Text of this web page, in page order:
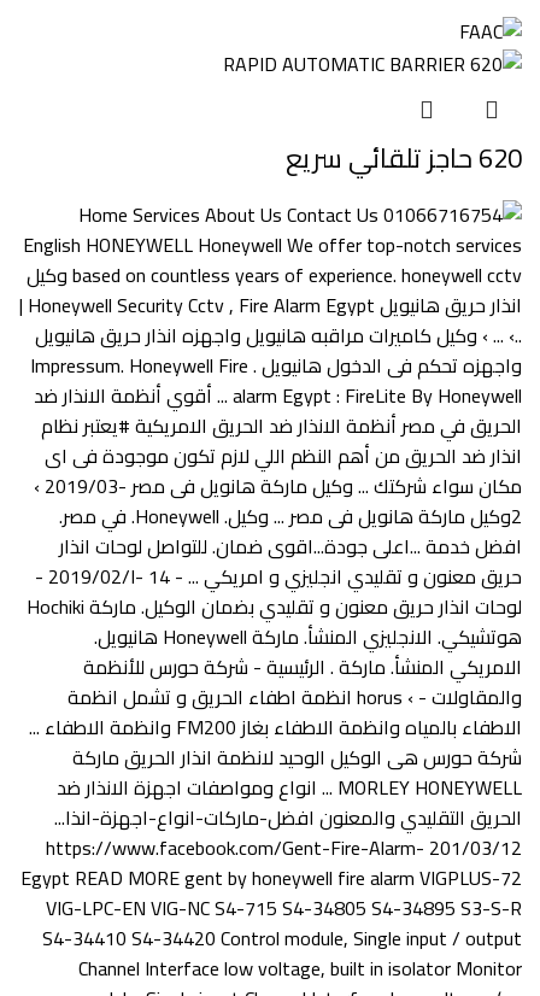
620 حاجز تلقائي سريع